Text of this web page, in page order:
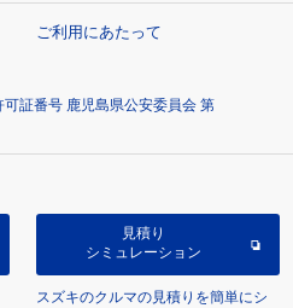
ご利用にあたって
証番号 鹿児島県公安委員会 第
見積り
シミュレーション
スズキのクルマの見積りを簡単にシ